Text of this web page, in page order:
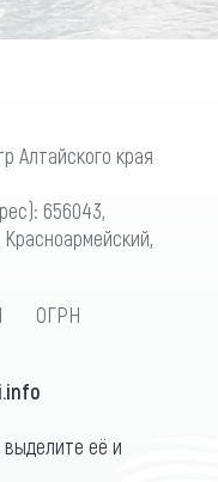
Алтайского края
656043,
ОГРН
выделите её и